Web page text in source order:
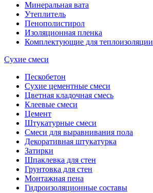
Минеральная вата
Утеплитель
Пенополистирол
Изоляционная пленка
Комплектующие для теплоизоляции
Сухие смеси
Пескобетон
Сухие цементные смеси
Цветная кладочная смесь
Клеевые смеси
Цемент
Штукатурные смеси
Смеси для выравнивания пола
Декоративная штукатурка
Затирки
Шпаклевка для стен
Грунтовка для стен
Монтажная пена
Гидроизоляционные составы